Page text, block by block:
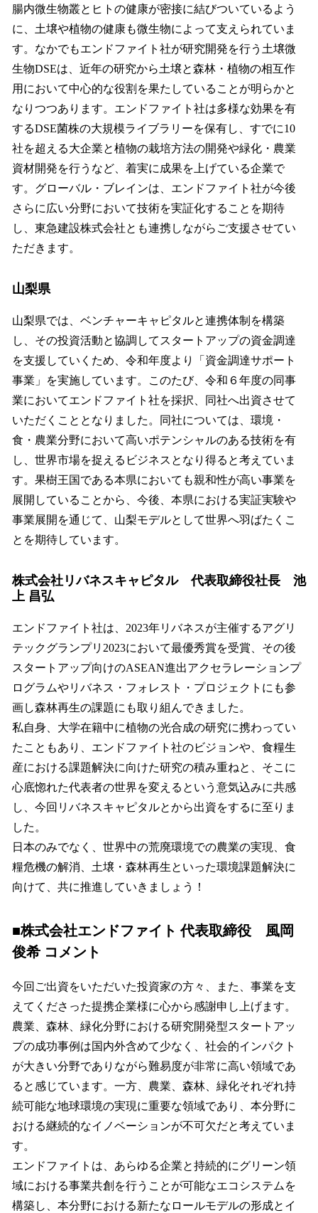
腸内微生物叢とヒトの健康が密接に結びついているよう
に、土壌や植物の健康も微生物によって支えられていま
す。なかでもエンドファイト社が研究開発を行う土壌微
生物DSEは、近年の研究から土壌と森林・植物の相互作
用において中心的な役割を果たしていることが明らかと
なりつつあります。エンドファイト社は多様な効果を有
するDSE菌株の大規模ライブラリーを保有し、すでに10
社を超える大企業と植物の栽培方法の開発や緑化・農業
資材開発を行うなど、着実に成果を上げている企業で
す。グローバル・ブレインは、エンドファイト社が今後
さらに広い分野において技術を実証化することを期待
し、東急建設株式会社とも連携しながらご支援させてい
ただきます。
山梨県
山梨県では、ベンチャーキャピタルと連携体制を構築
し、その投資活動と協調してスタートアップの資金調達
を支援していくため、令和年度より「資金調達サポート
事業」を実施しています。このたび、令和６年度の同事
業においてエンドファイト社を採択、同社へ出資させて
いただくこととなりました。同社については、環境・
食・農業分野において高いポテンシャルのある技術を有
し、世界市場を捉えるビジネスとなり得ると考えていま
す。果樹王国である本県においても親和性が高い事業を
展開していることから、今後、本県における実証実験や
事業展開を通じて、山梨モデルとして世界へ羽ばたくこ
とを期待しています。
株式会社リバネスキャピタル 代表取締役社長 池
上 昌弘
エンドファイト社は、2023年リバネスが主催するアグリ
テックグランプリ2023において最優秀賞を受賞、その後
スタートアップ向けのASEAN進出アクセラレーションプ
ログラムやリバネス・フォレスト・プロジェクトにも参
画し森林再生の課題にも取り組んできました。
私自身、大学在籍中に植物の光合成の研究に携わってい
たこともあり、エンドファイト社のビジョンや、食糧生
産における課題解決に向けた研究の積み重ねと、そこに
心底惚れた代表者の世界を変えるという意気込みに共感
し、今回リバネスキャピタルとから出資をするに至りま
した。
日本のみでなく、世界中の荒廃環境での農業の実現、食
糧危機の解消、土壌・森林再生といった環境課題解決に
向けて、共に推進していきましょう！
■株式会社エンドファイト 代表取締役 風岡
俊希 コメント
今回ご出資をいただいた投資家の方々、また、事業を支
えてくださった提携企業様に心から感謝申し上げます。
農業、森林、緑化分野における研究開発型スタートアッ
プの成功事例は国内外含めて少なく、社会的インパクト
が大きい分野でありながら難易度が非常に高い領域であ
ると感じています。一方、農業、森林、緑化それぞれ持
続可能な地球環境の実現に重要な領域であり、本分野に
おける継続的なイノベーションが不可欠だと考えていま
す。
エンドファイトは、あらゆる企業と持続的にグリーン領
域における事業共創を行うことが可能なエコシステムを
構築し、本分野における新たなロールモデルの形成とイ